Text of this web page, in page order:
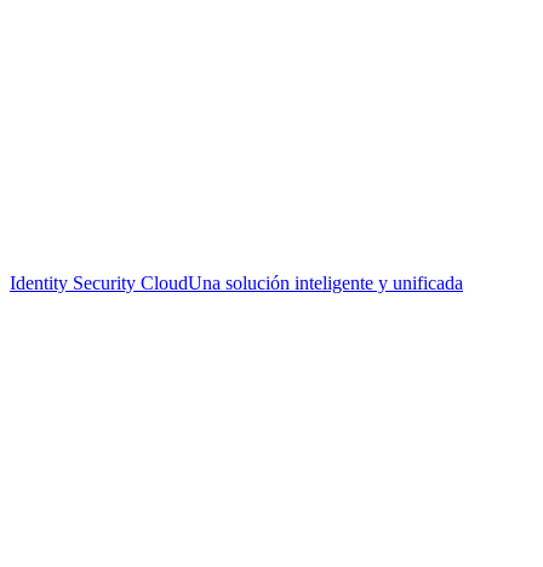
Identity Security CloudUna solución inteligente y unificada